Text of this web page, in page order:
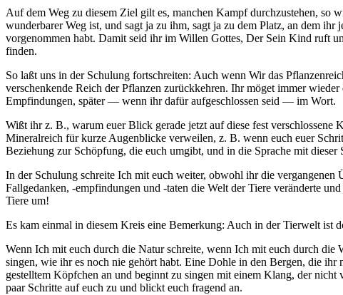
Auf dem Weg zu diesem Ziel gilt es, manchen Kampf durchzustehen, so
wunderbarer Weg ist, und sagt ja zu ihm, sagt ja zu dem Platz, an dem
vorgenommen habt. Damit seid ihr im Willen Gottes, Der Sein Kind ruft
finden.
So laßt uns in der Schulung fortschreiten: Auch wenn Wir das
verschenkende Reich der Pflanzen zurückkehren. Ihr möget immer
Empfindungen, später — wenn ihr dafür aufgeschlossen seid — im Wort.
Wißt ihr z. B., warum euer Blick gerade jetzt auf diese fest
Mineralreich für kurze Augenblicke verweilen, z. B. wenn euch euer
Beziehung zur Schöpfung, die euch umgibt, und in die Sprache mit
In der Schulung schreite Ich mit euch weiter, obwohl ihr die
Fallgedanken, -empfindungen und -taten die Welt der Tiere veränderte
Tiere um!
Es kam einmal in diesem Kreis eine Bemerkung: Auch in der Tierwelt ist
Wenn Ich mit euch durch die Natur schreite, wenn Ich mit euch durch die
singen, wie ihr es noch nie gehört habt. Eine Dohle in den Bergen, die
gestelltem Köpfchen an und beginnt zu singen mit einem Klang, der
paar Schritte auf euch zu und blickt euch fragend an.